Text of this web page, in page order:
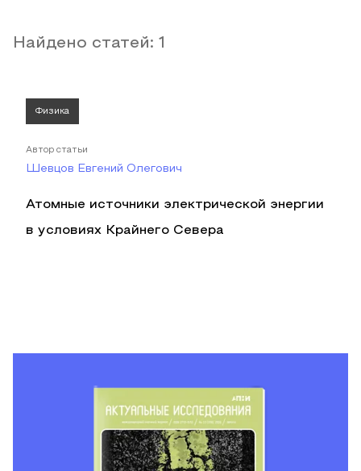
Найдено статей: 1
Физика
Автор статьи
Шевцов Евгений Олегович
Атомные источники электрической энергии
в условиях Крайнего Севера